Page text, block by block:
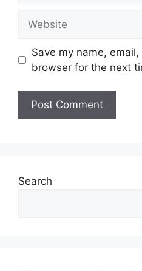
Save my name,
browser for the next
Search